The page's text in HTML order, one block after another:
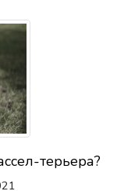
терьера?